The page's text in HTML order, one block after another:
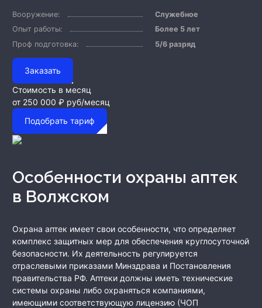
Вооружение:
Служебное
Опыт работы:
Более 5 лет
Проф подготовка:
5/6 разряд
Заказать
Стоимость в месяц
от 250 000 ₽ руб/месяц
Подобрать тариф
Особенности охраны аптек
в Волжском
Охрана аптек имеет свои особенности, что определяет
комплекс защитных мер для обеспечения круглосуточной
безопасности. Их деятельность регулируется
отраслевыми приказами Минздрава и Постановления
правительства РФ. Аптеки должны иметь технические
системы охраны либо охраняться компаниями,
имеющими соответствующую лицензию (ЧОП